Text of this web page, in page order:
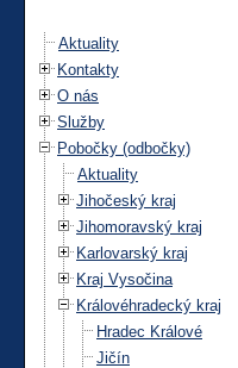
Aktuality
Kontakty
O nás
Služby
Pobočky (odbočky)
Aktuality
Jihočeský kraj
Jihomoravský kraj
Karlovarský kraj
Kraj Vysočina
Královéhradecký kraj
Hradec Králové
Jičín